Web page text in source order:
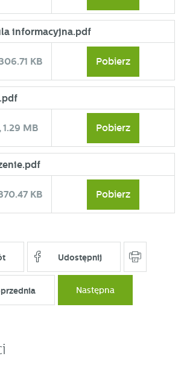
informacyjna.pdf
KB Pobierz
1.29 MB Pobierz
KB Pobierz
Udostępnij
Następna